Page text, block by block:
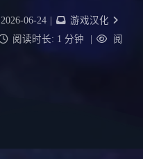
2026-06-24
游戏汉化
阅读时长: 1 分钟
阅